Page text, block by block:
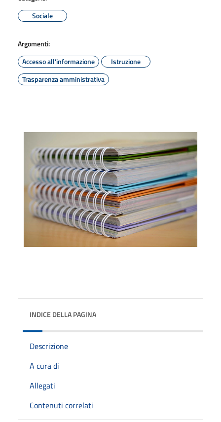
Sociale
Argomenti:
Accesso all'informazione
Istruzione
Trasparenza amministrativa
INDICE DELLA PAGINA
Descrizione
A cura di
Allegati
Contenuti correlati